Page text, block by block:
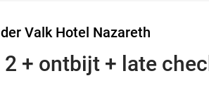
Valk Hotel Nazareth
+ ontbijt + late